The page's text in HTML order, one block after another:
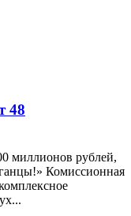
48
миллионов рублей,
Комиссионная